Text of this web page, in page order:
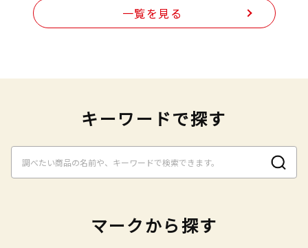
一覧を見る
キーワードで探す
マークから探す